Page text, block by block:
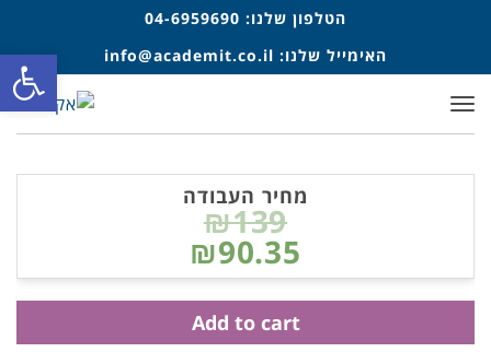
הטלפון שלנו: 04-6959690
האימייל שלנו: info@academit.co.il
תפריט
מחיר העבודה
₪139
₪90.35
Add to cart
פתח